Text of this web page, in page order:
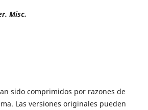
Misc.
sido comprimidos por razones de
Las versiones originales pueden